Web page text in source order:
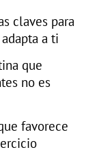
claves para
a ti
que
no es
favorece